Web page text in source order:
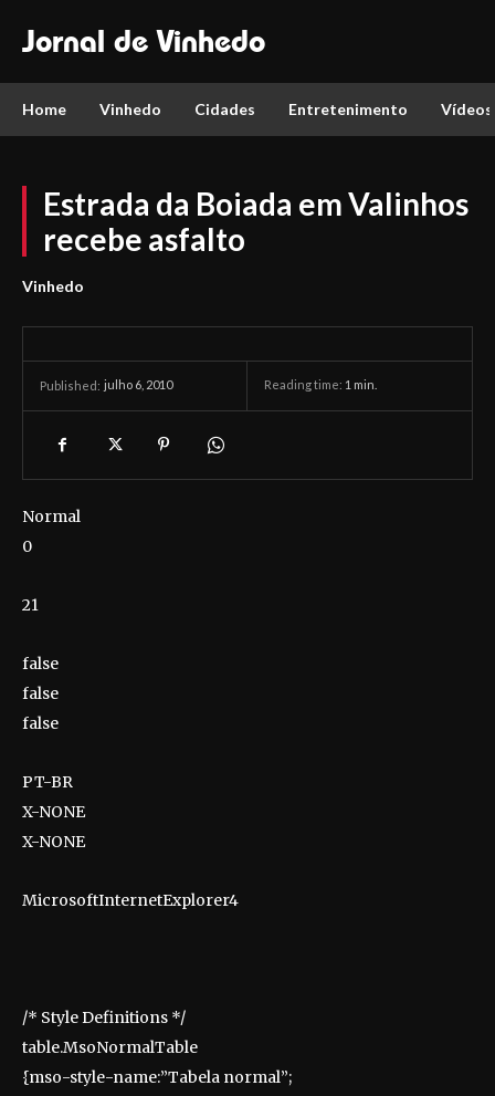
Jornal de Vinhedo
Home Vinhedo Cidades Entretenimento Vídeos
Estrada da Boiada em Valinhos
recebe asfalto
Vinhedo
Published: julho 6, 2010 Reading time: 1 min.
Normal
0
21
false
false
false
PT-BR
X-NONE
X-NONE
MicrosoftInternetExplorer4
/* Style Definitions */
table.MsoNormalTable
{mso-style-name:”Tabela normal”;